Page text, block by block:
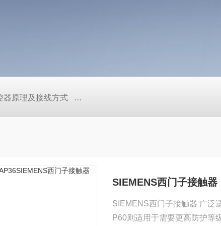
器原理及接线方式 日本SMC真空压力开关的中文资料ZK2-
SIEMENS西门子接触器
SIEMENS西门子接触器 广泛
P60则适用于需要更高防护等